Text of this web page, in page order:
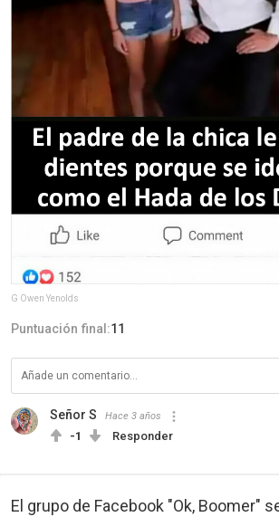
G Owen Yenolds
Puntuación final:11
Señor S Hace 3 años
-1 Responder
El grupo de Facebook "Ok, Boomer"